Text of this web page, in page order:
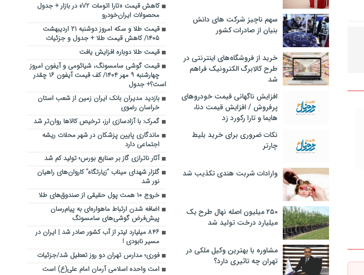
سهم ناچیز شرکت های دانش
بنیان از صادرات کشور
خرید از فروشگاه‌های اینترنتی در
طرح کالابرگ الکترونیک فراهم
شد
افزایش ناگهانی قیمت خودروهای
پرفروش / افزایش قیمت دنا،
هایما و تارا رکورد زد
نکات ضروری برای خرید بلیط
چارتر
وارادات شربت هندی تکذیب شد
۲۵۰ میلیون اصله نهال طرح یک
میلیارد درخت تولید شد
مشاوره با بهترین وکیل ملکی در
تهران چه تاثیری دارد؟
کاهش قیمت «تارا اتومات V2» در بازار + جدول
محصولات ایران‌خودرو
قیمت طلا و سکه امروز دوشنبه ۲۱ اردیبهشت
۱۴۰۵/ کاهش قیمت طلا + جدول و جزئیات
قیمت طلا دوباره افزایش یافت
قیمت گوشی سامسونگ، شیائومی و آیفون امروز
چهارشنبه ۹ مهر ۱۴۰۴/ کف قیمت آیفون ۱۶ چقدر
است؟+ جدول
بازدید مدیران بانک ایران زمین از شعب استان
خراسان رضوی
گمرک: با آزادسازی ارز، ترخیص کالاها روان‌تر شد
ماندگاری پایین پزشکان در شهر محلات ریشه
اجتماعی دارد
آثار ناترازی گاز بر صنایع بورس؛ تولید کم شد
گلزار شهدای میناب “زیارتگاه” کاروان‌های راهیان
نور شد
خروج ۱۰ همت پول حقیقی از صندوق‌های طلا
اضافه شدن ارتباط ماهواره‌ای به پیام‌رسان
پیش‌فرض گوشی‌های سامسونگ
۸۴۶ میلیارد لیتر از آب کشور صادر شد | ایران در
مسیر نابودی !
فوری؛ مدارس تهران دو روز تعطیل شد/جزئیات
امت واحده اسلامی آرمان امام علی(ع) است